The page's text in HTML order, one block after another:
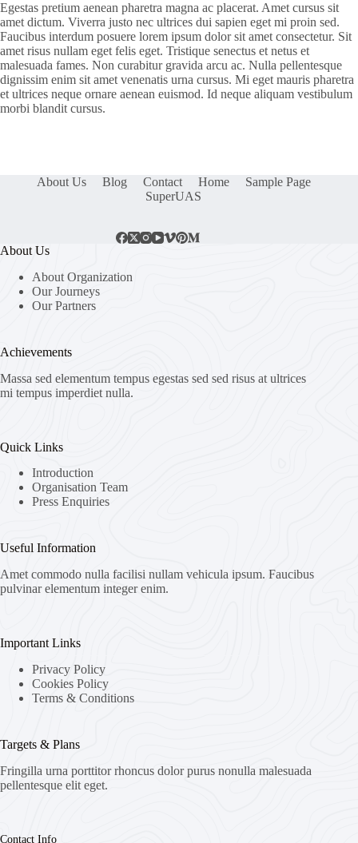
Egestas pretium aenean pharetra magna ac placerat. Amet cursus sit
amet dictum. Viverra justo nec ultrices dui sapien eget mi proin sed.
Faucibus interdum posuere lorem ipsum dolor sit amet consectetur. Sit
amet risus nullam eget felis eget. Tristique senectus et netus et
malesuada fames. Non curabitur gravida arcu ac. Nulla pellentesque
dignissim enim sit amet venenatis urna cursus. Mi eget mauris pharetra
et ultrices neque ornare aenean euismod. Id neque aliquam vestibulum
morbi blandit cursus.
About Us Blog Contact Home
Sample Page
SuperUAS
About Us
About Organization
Our Journeys
Our Partners
Achievements
Massa sed elementum tempus egestas sed sed risus at ultrices
mi tempus imperdiet nulla.
Quick Links
Introduction
Organisation Team
Press Enquiries
Useful Information
Amet commodo nulla facilisi nullam vehicula ipsum. Faucibus
pulvinar elementum integer enim.
Important Links
Privacy Policy
Cookies Policy
Terms & Conditions
Targets & Plans
Fringilla urna porttitor rhoncus dolor purus nonulla malesuada
pellentesque elit eget.
Contact Info